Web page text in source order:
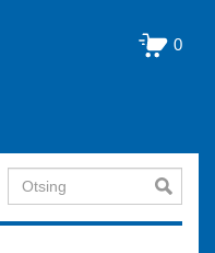
0
Otsing